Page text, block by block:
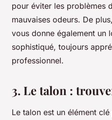
pour éviter les problèmes
mauvaises odeurs. De
vous donne également un
sophistiqué, toujours
professionnel.
3. Le talon :
Le talon est un élément